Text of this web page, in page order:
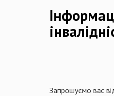
Запрошуємо вас